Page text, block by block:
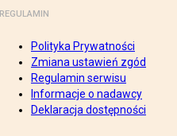
REGULAMIN
Polityka Prywatności
Zmiana ustawień zgód
Regulamin serwisu
Informacje o nadawcy
Deklaracja dostępności